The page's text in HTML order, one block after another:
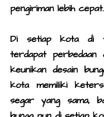
pengiriman lebih cepat.
Di setiap kota di
terdapat perbedaan
keunikan desain
kota memiliki
segar yang sama,